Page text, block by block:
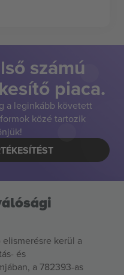
számú
piaca.
a leginkább követett
közé tartozik
kerül a
és
a 782393-as